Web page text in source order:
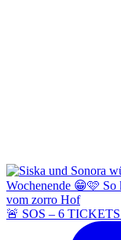
🚨 SOS – 6